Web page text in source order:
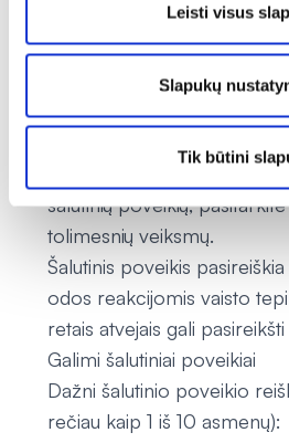
Leisti visus
Slapukų
Tik būtini
Jeigu kiltų daugiau klausimų
vartojimo, kreipkitės į
Galimas šalutinis poveikis
Šis vaistas, kaip ir visi kiti,
Jeigu Jums pasireiškė bet
šalutinių poveikių,
tolimesnių veiksmų.
Šalutinis poveikis
odos reakcijomis vaisto
retais atvejais gali
Galimi šalutiniai poveikiai
Dažni šalutinio poveikio
rečiau kaip 1 iš 10 asmenų):